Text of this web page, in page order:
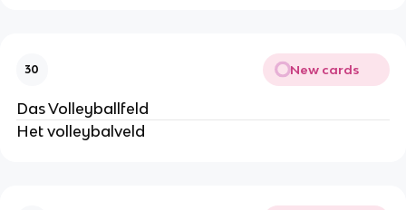
30 New cards
Das Volleyballfeld
Het volleybalveld